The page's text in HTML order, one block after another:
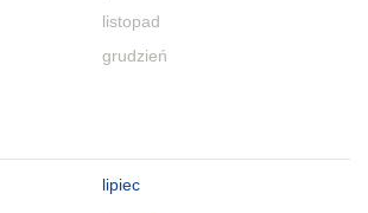
listopad
grudzień
lipiec